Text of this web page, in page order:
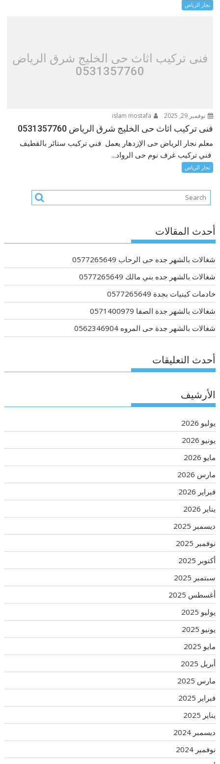
نجار الرياض
فنى تركيب اثاث حى الخليج شرق الرياض
0531357760
نوفمبر 29, 2025
فنى تركيب اثاث حى الخليج شرق الرياض 0531357760
معلم نجار الرياض حى الإزدهار يعمل فني تركيب ستائر بالقطيف
فني تركيب غرف نوم حى الرواد...
نجار الرياض
أحدث المقالات
شغالات بالشهر جده حى الرحاب 0577265649
شغالات بالشهر جده بني مالك 0577265649
خادمات كينيات بجدة 0577265649
شغالات بالشهر جدة الصفا 0571400979
شغالات بالشهر جدة حى المروه 0562346904
أحدث التعليقات
الأرشيف
يوليو 2026
يونيو 2026
مايو 2026
مارس 2026
فبراير 2026
يناير 2026
ديسمبر 2025
نوفمبر 2025
أكتوبر 2025
سبتمبر 2025
أغسطس 2025
يوليو 2025
يونيو 2025
مايو 2025
أبريل 2025
مارس 2025
فبراير 2025
يناير 2025
ديسمبر 2024
نوفمبر 2024